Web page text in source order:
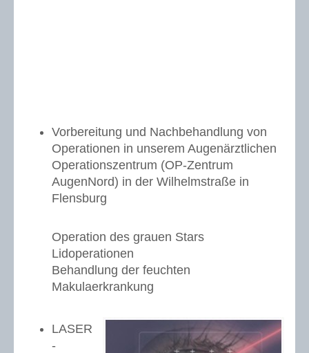
Vorbereitung und Nachbehandlung von
Operationen in unserem Augenärztlichen
Operationszentrum (OP-Zentrum
AugenNord) in der Wilhelmstraße in
Flensburg
Operation des grauen Stars
Lidoperationen
Behandlung der feuchten
Makulaerkrankung
LASER
-